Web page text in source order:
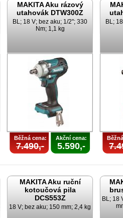
MAKITA Aku rázový
utahovák DTW300Z
BL; 18 V; bez aku; 1/2"; 330
Nm; 1,1 kg
Běžná cena:
7.490,-
Akční cena:
5.590,-
BL;
MAKITA Aku ruční
kotoučová pila
DCS553Z
18 V; bez aku; 150 mm; 2,4 kg
BL; 18